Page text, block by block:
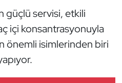
güçlü servisi, etkili
içi konsantrasyonuyla
önemli isimlerinden biri